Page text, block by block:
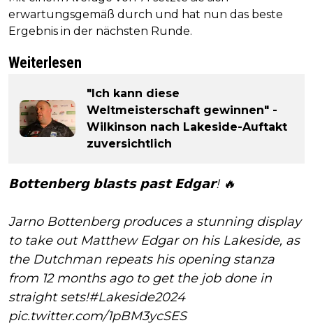
erwartungsgemäß durch und hat nun das beste
Ergebnis in der nächsten Runde.
Weiterlesen
"Ich kann diese
Weltmeisterschaft gewinnen" -
Wilkinson nach Lakeside-Auftakt
zuversichtlich
𝗕𝗼𝘁𝘁𝗲𝗻𝗯𝗲𝗿𝗴 𝗯𝗹𝗮𝘀𝘁𝘀 𝗽𝗮𝘀𝘁 𝗘𝗱𝗴𝗮𝗿! 🔥
Jarno Bottenberg produces a stunning display
to take out Matthew Edgar on his Lakeside, as
the Dutchman repeats his opening stanza
from 12 months ago to get the job done in
straight sets!#Lakeside2024
pic.twitter.com/1pBM3ycSES